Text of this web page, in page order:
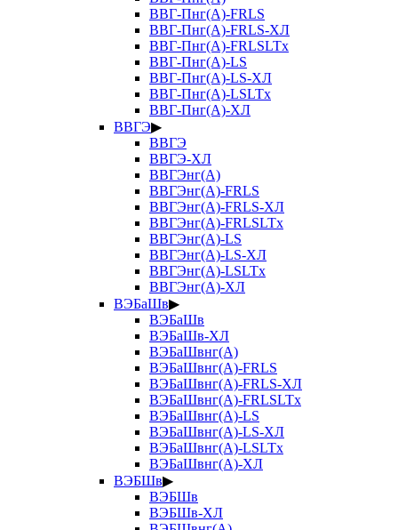
ВВГ-Пнг(А)-FRLS
ВВГ-Пнг(А)-FRLS-ХЛ
ВВГ-Пнг(А)-FRLSLTx
ВВГ-Пнг(А)-LS
ВВГ-Пнг(А)-LS-ХЛ
ВВГ-Пнг(А)-LSLTx
ВВГ-Пнг(А)-ХЛ
ВВГЭ▶
ВВГЭ
ВВГЭ-ХЛ
ВВГЭнг(А)
ВВГЭнг(А)-FRLS
ВВГЭнг(А)-FRLS-ХЛ
ВВГЭнг(А)-FRLSLTx
ВВГЭнг(А)-LS
ВВГЭнг(А)-LS-ХЛ
ВВГЭнг(А)-LSLTx
ВВГЭнг(А)-ХЛ
ВЭБаШв▶
ВЭБаШв
ВЭБаШв-ХЛ
ВЭБаШвнг(А)
ВЭБаШвнг(А)-FRLS
ВЭБаШвнг(А)-FRLS-ХЛ
ВЭБаШвнг(А)-FRLSLTx
ВЭБаШвнг(А)-LS
ВЭБаШвнг(А)-LS-ХЛ
ВЭБаШвнг(А)-LSLTx
ВЭБаШвнг(А)-ХЛ
ВЭБШв▶
ВЭБШв
ВЭБШв-ХЛ